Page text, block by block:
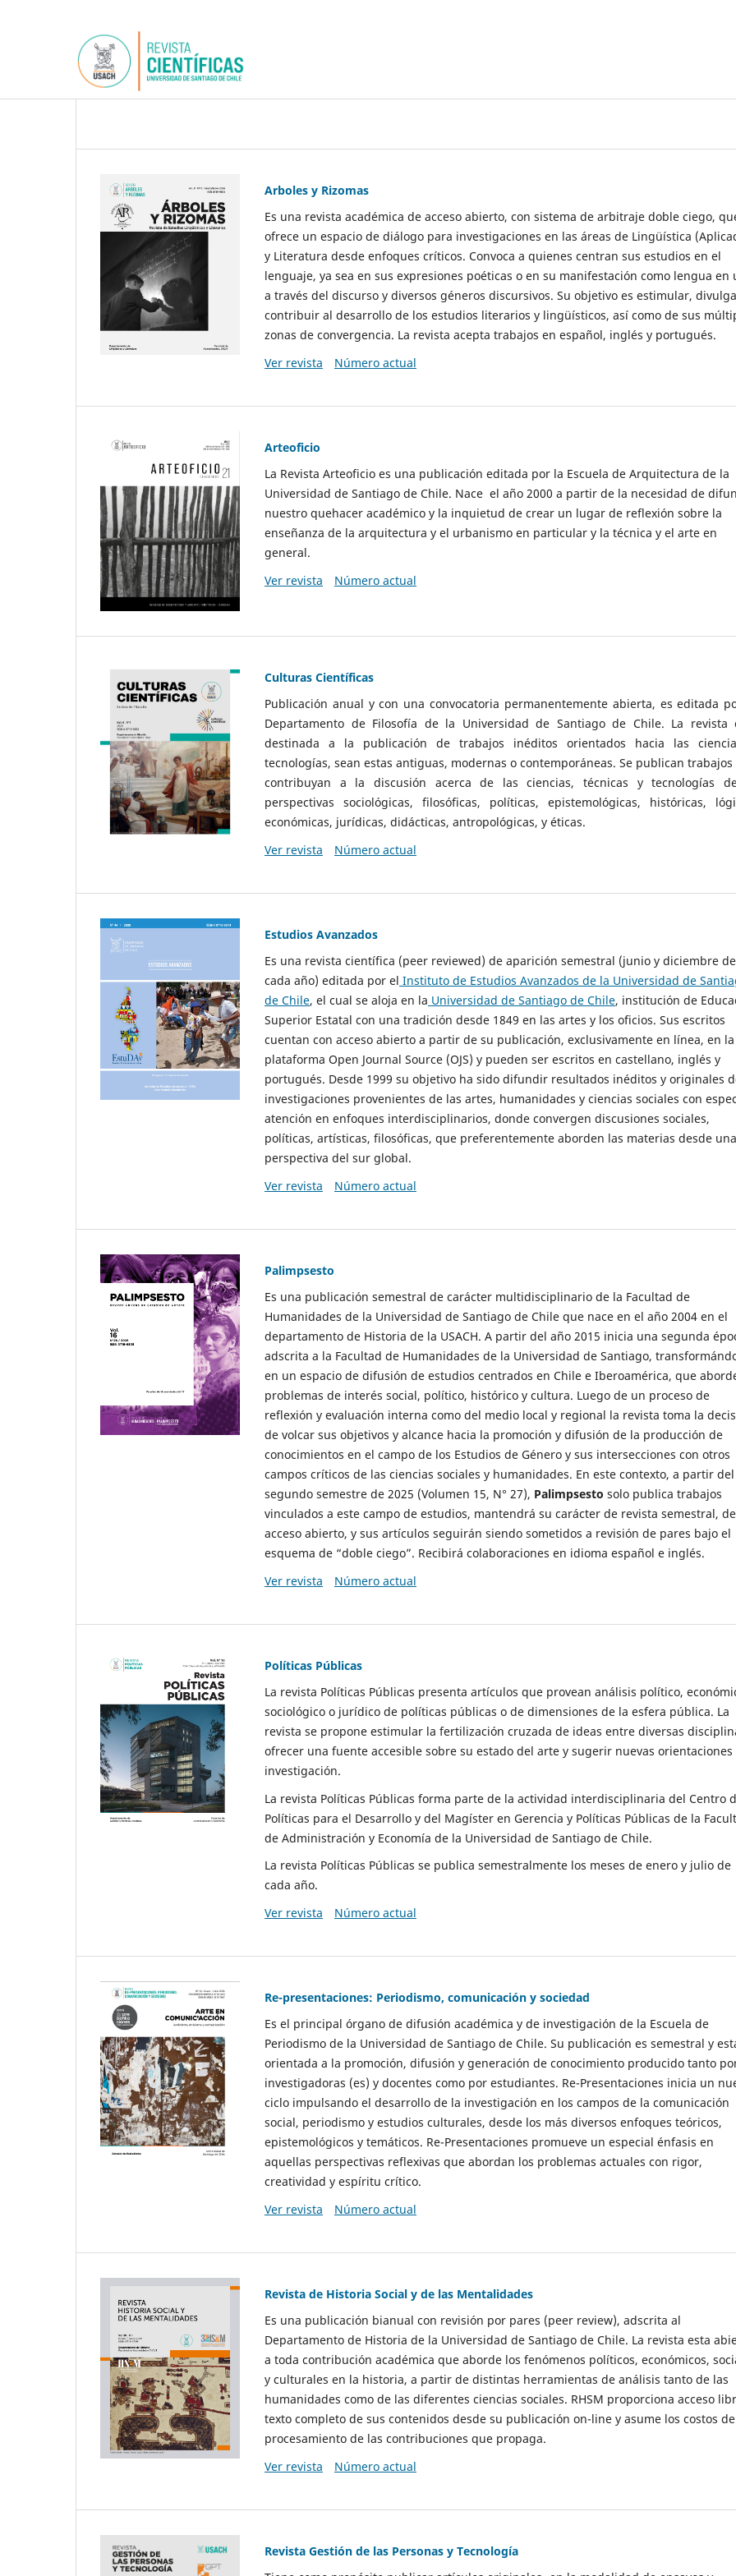
Arboles y Rizomas
Es una revista académica de acceso abierto, con sistema de arbitraje doble ciego,
ofrece un espacio de diálogo para investigaciones en las áreas de Lingüística
y Literatura desde enfoques críticos. Convoca a quienes centran sus estudios en el
lenguaje, ya sea en sus expresiones poéticas o en su manifestación como lengua en
a través del discurso y diversos géneros discursivos. Su objetivo es estimular,
contribuir al desarrollo de los estudios literarios y lingüísticos, así como de sus
zonas de convergencia. La revista acepta trabajos en español, inglés y portugués.
Ver revista
Número actual
Arteoficio
La Revista Arteoficio es una publicación editada por la Escuela de Arquitectura de la
Universidad de Santiago de Chile. Nace el año 2000 a partir de la necesidad de
nuestro quehacer académico y la inquietud de crear un lugar de reflexión sobre la
enseñanza de la arquitectura y el urbanismo en particular y la técnica y el arte en
general.
Ver revista
Número actual
Culturas Científicas
Publicación anual y con una convocatoria permanentemente abierta, es editada
Departamento de Filosofía de la Universidad de Santiago de Chile. La revista
destinada a la publicación de trabajos inéditos orientados hacia las
tecnologías, sean estas antiguas, modernas o contemporáneas. Se publican
contribuyan a la discusión acerca de las ciencias, técnicas y tecnologías
perspectivas sociológicas, filosóficas, políticas, epistemológicas, históricas,
económicas, jurídicas, didácticas, antropológicas, y éticas.
Ver revista
Número actual
Estudios Avanzados
Es una revista científica (peer reviewed) de aparición semestral (junio y diciembre de
cada año) editada por el Instituto de Estudios Avanzados de la Universidad de
de Chile, el cual se aloja en la Universidad de Santiago de Chile, institución de
Superior Estatal con una tradición desde 1849 en las artes y los oficios. Sus escritos
cuentan con acceso abierto a partir de su publicación, exclusivamente en línea, en la
plataforma Open Journal Source (OJS) y pueden ser escritos en castellano, inglés y
portugués. Desde 1999 su objetivo ha sido difundir resultados inéditos y originales
investigaciones provenientes de las artes, humanidades y ciencias sociales con
atención en enfoques interdisciplinarios, donde convergen discusiones sociales,
políticas, artísticas, filosóficas, que preferentemente aborden las materias desde una
perspectiva del sur global.
Ver revista
Número actual
Palimpsesto
Es una publicación semestral de carácter multidisciplinario de la Facultad de
Humanidades de la Universidad de Santiago de Chile que nace en el año 2004 en el
departamento de Historia de la USACH. A partir del año 2015 inicia una segunda
adscrita a la Facultad de Humanidades de la Universidad de Santiago,
en un espacio de difusión de estudios centrados en Chile e Iberoamérica, que
problemas de interés social, político, histórico y cultura. Luego de un proceso de
reflexión y evaluación interna como del medio local y regional la revista toma la
de volcar sus objetivos y alcance hacia la promoción y difusión de la producción de
conocimientos en el campo de los Estudios de Género y sus intersecciones con otros
campos críticos de las ciencias sociales y humanidades. En este contexto, a partir del
segundo semestre de 2025 (Volumen 15, N° 27), Palimpsesto solo publica trabajos
vinculados a este campo de estudios, mantendrá su carácter de revista semestral, de
acceso abierto, y sus artículos seguirán siendo sometidos a revisión de pares bajo el
esquema de “doble ciego”. Recibirá colaboraciones en idioma español e inglés.
Ver revista
Número actual
Políticas Públicas
La revista Políticas Públicas presenta artículos que provean análisis político,
sociológico o jurídico de políticas públicas o de dimensiones de la esfera pública. La
revista se propone estimular la fertilización cruzada de ideas entre diversas
ofrecer una fuente accesible sobre su estado del arte y sugerir nuevas orientaciones
investigación.
La revista Políticas Públicas forma parte de la actividad interdisciplinaria del Centro
Políticas para el Desarrollo y del Magíster en Gerencia y Políticas Públicas de la
de Administración y Economía de la Universidad de Santiago de Chile.
La revista Políticas Públicas se publica semestralmente los meses de enero y julio de
cada año.
Ver revista
Número actual
Re-presentaciones: Periodismo, comunicación y sociedad
Es el principal órgano de difusión académica y de investigación de la Escuela de
Periodismo de la Universidad de Santiago de Chile. Su publicación es semestral y
orientada a la promoción, difusión y generación de conocimiento producido tanto
investigadoras (es) y docentes como por estudiantes. Re-Presentaciones inicia un
ciclo impulsando el desarrollo de la investigación en los campos de la comunicación
social, periodismo y estudios culturales, desde los más diversos enfoques teóricos,
epistemológicos y temáticos. Re-Presentaciones promueve un especial énfasis en
aquellas perspectivas reflexivas que abordan los problemas actuales con rigor,
creatividad y espíritu crítico.
Ver revista
Número actual
Revista de Historia Social y de las Mentalidades
Es una publicación bianual con revisión por pares (peer review), adscrita al
Departamento de Historia de la Universidad de Santiago de Chile. La revista esta
a toda contribución académica que aborde los fenómenos políticos, económicos,
y culturales en la historia, a partir de distintas herramientas de análisis tanto de las
humanidades como de las diferentes ciencias sociales. RHSM proporciona acceso
texto completo de sus contenidos desde su publicación on-line y asume los costos de
procesamiento de las contribuciones que propaga.
Ver revista
Número actual
Revista Gestión de las Personas y Tecnología